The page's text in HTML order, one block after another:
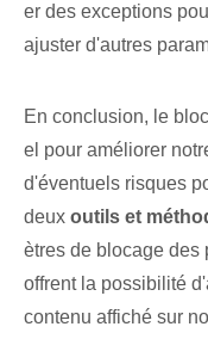
er des exceptions
ajuster d'autres
En conclusion, le
el pour améliorer
d'éventuels risques
deux outils et
ètres de blocage des
offrent la possibilité
contenu affiché sur